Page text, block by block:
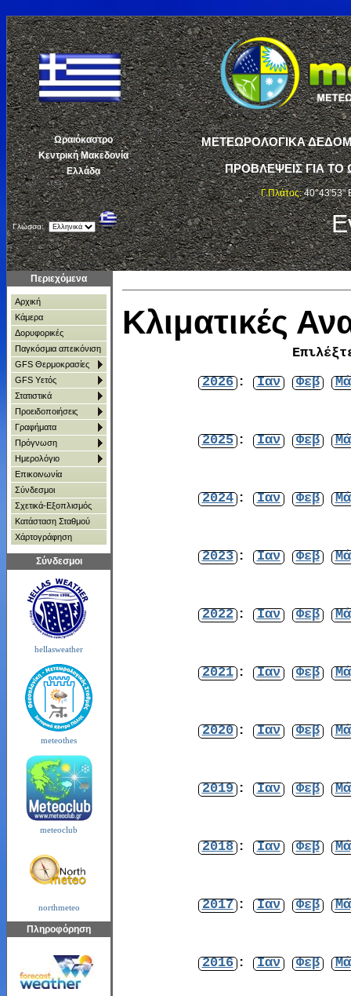
Ωραιόκαστρο
Κεντρική Μακεδονία
Ελλάδα
ΜΕΤΕΩΡΟΛΟΓΙΚΑ
ΠΡΟΒΛΕΨΕΙΣ ΓΙΑ ΤΟ
Γ.Πλάτος:40°43'53"
Γλώσσα:
Περιεχόμενα
Αρχική
Κάμερα
Δορυφορικές
Παγκόσμια απεικόνιση
GFS Θερμοκρασίες
GFS Υετός
Στατιστικά
Προειδοποιήσεις
Γραφήματα
Πρόγνωση
Ημερολόγιο
Επικοινωνία
Σύνδεσμοι
Σχετικά-Εξοπλισμός
Κατάσταση Σταθμού
Χάρτoγράφηση
Σύνδεσμοι
hellasweather
meteothes
meteoclub
northmeteo
Πληροφόρηση
Κλιματικές
2026 : Ιαν Φεβ
2025 : Ιαν Φεβ
2024 : Ιαν Φεβ
2023 : Ιαν Φεβ
2022 : Ιαν Φεβ
2021 : Ιαν Φεβ
2020 : Ιαν Φεβ
2019 : Ιαν Φεβ
2018 : Ιαν Φεβ
2017 : Ιαν Φεβ
2016 : Ιαν Φεβ